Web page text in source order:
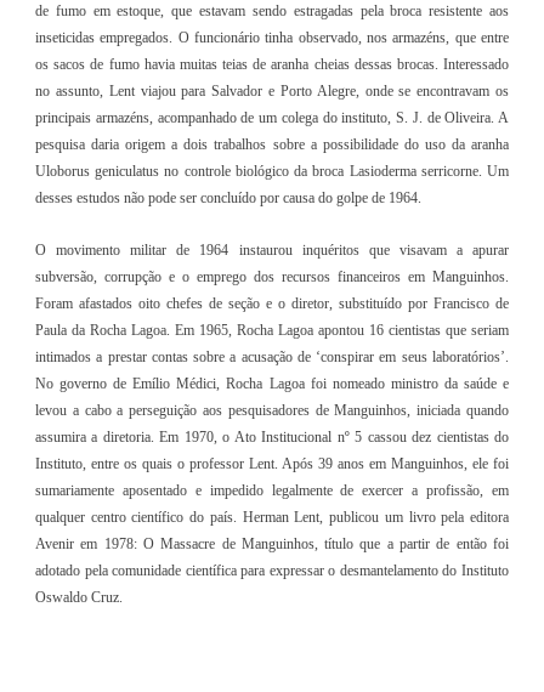
de fumo em estoque, que estavam sendo estragadas pela broca resistente aos
inseticidas empregados. O funcionário tinha observado, nos armazéns, que entre
os sacos de fumo havia muitas teias de aranha cheias dessas brocas. Interessado
no assunto, Lent viajou para Salvador e Porto Alegre, onde se encontravam os
principais armazéns, acompanhado de um colega do instituto, S. J. de Oliveira. A
pesquisa daria origem a dois trabalhos sobre a possibilidade do uso da aranha
Uloborus geniculatus no controle biológico da broca Lasioderma serricorne. Um
desses estudos não pode ser concluído por causa do golpe de 1964.
O movimento militar de 1964 instaurou inquéritos que visavam a apurar
subversão, corrupção e o emprego dos recursos financeiros em Manguinhos.
Foram afastados oito chefes de seção e o diretor, substituído por Francisco de
Paula da Rocha Lagoa. Em 1965, Rocha Lagoa apontou 16 cientistas que seriam
intimados a prestar contas sobre a acusação de ‘conspirar em seus laboratórios’.
No governo de Emílio Médici, Rocha Lagoa foi nomeado ministro da saúde e
levou a cabo a perseguição aos pesquisadores de Manguinhos, iniciada quando
assumira a diretoria. Em 1970, o Ato Institucional nº 5 cassou dez cientistas do
Instituto, entre os quais o professor Lent. Após 39 anos em Manguinhos, ele foi
sumariamente aposentado e impedido legalmente de exercer a profissão, em
qualquer centro científico do país. Herman Lent, publicou um livro pela editora
Avenir em 1978: O Massacre de Manguinhos, título que a partir de então foi
adotado pela comunidade científica para expressar o desmantelamento do Instituto
Oswaldo Cruz.